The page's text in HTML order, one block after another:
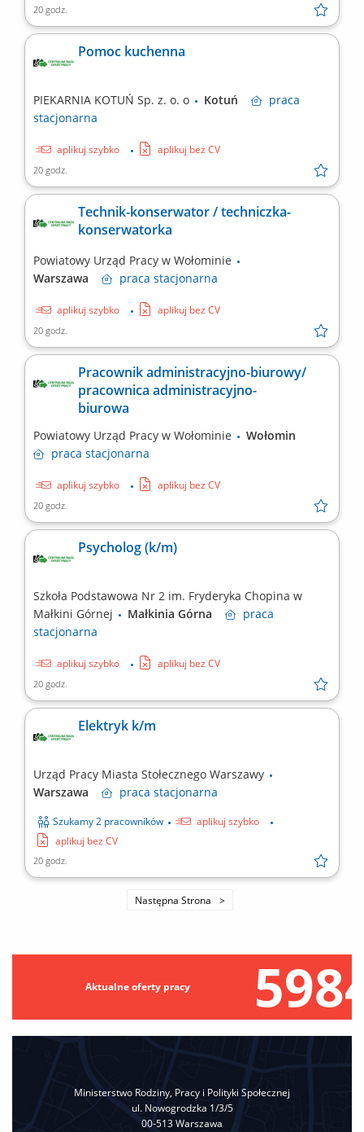
20 godz.
Pomoc kuchenna
PIEKARNIA KOTUŃ Sp. z. o. o Kotuń
praca
stacjonarna
aplikuj szybko aplikuj bez CV
20 godz.
Technik-konserwator / techniczka-
konserwatorka
Powiatowy Urząd Pracy w Wołominie
Warszawa
praca stacjonarna
aplikuj szybko aplikuj bez CV
20 godz.
Pracownik administracyjno-biurowy/
pracownica administracyjno-
biurowa
Powiatowy Urząd Pracy w Wołominie
Wołomin
praca stacjonarna
aplikuj szybko aplikuj bez CV
20 godz.
Psycholog (k/m)
Szkoła Podstawowa Nr 2 im. Fryderyka Chopina w
Małkini Górnej
Małkinia Górna
praca
stacjonarna
aplikuj szybko aplikuj bez CV
20 godz.
Elektryk k/m
Urząd Pracy Miasta Stołecznego Warszawy
Warszawa
praca stacjonarna
Szukamy 2 pracowników
aplikuj szybko
aplikuj bez CV
20 godz.
Następna Strona
Aktualne oferty pracy
Ministerstwo Rodziny, Pracy i Polityki Społecznej
ul. Nowogrodzka 1/3/5
00‐513 Warszawa